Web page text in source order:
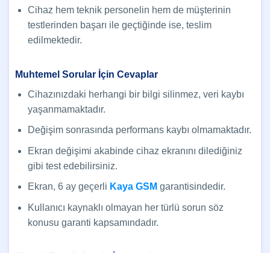
Cihaz hem teknik personelin hem de müşterinin
testlerinden başarı ile geçtiğinde ise, teslim
edilmektedir.
Muhtemel Sorular İçin Cevaplar
Cihazınızdaki herhangi bir bilgi silinmez, veri kaybı
yaşanmamaktadır.
Değişim sonrasında performans kaybı olmamaktadır.
Ekran değişimi akabinde cihaz ekranını dilediğiniz
gibi test edebilirsiniz.
Ekran, 6 ay geçerli Kaya GSM garantisindedir.
Kullanıcı kaynaklı olmayan her türlü sorun söz
konusu garanti kapsamındadır.